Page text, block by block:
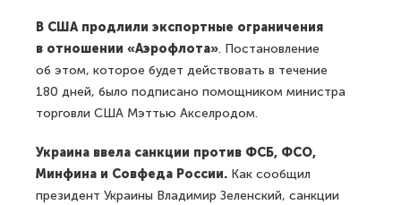
В США продлили экспортные ограничения
в отношении «Аэрофлота». Постановление
об этом, которое будет действовать в течение
180 дней, было подписано помощником министра
торговли США Мэттью Акселродом.
Украина ввела санкции против ФСБ, ФСО,
Минфина и Совфеда России. Как сообщил
президент Украины Владимир Зеленский, санкции